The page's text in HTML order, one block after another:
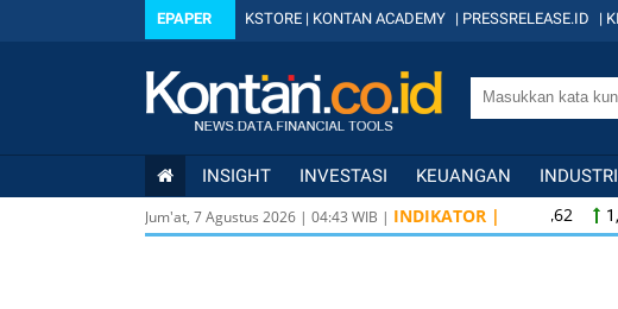
EPAPER KSTORE | KONTAN ACADEMY | PRESSRELEASE.ID |
INSIGHT INVESTASI KEUANGAN INDUSTRI
Jum'at, 7 Agustus 2026 | 04:43 WIB | INDIKATOR | LQ45
ISSI